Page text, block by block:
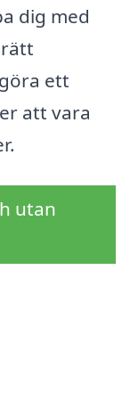
dig med
ett
att vara
utan